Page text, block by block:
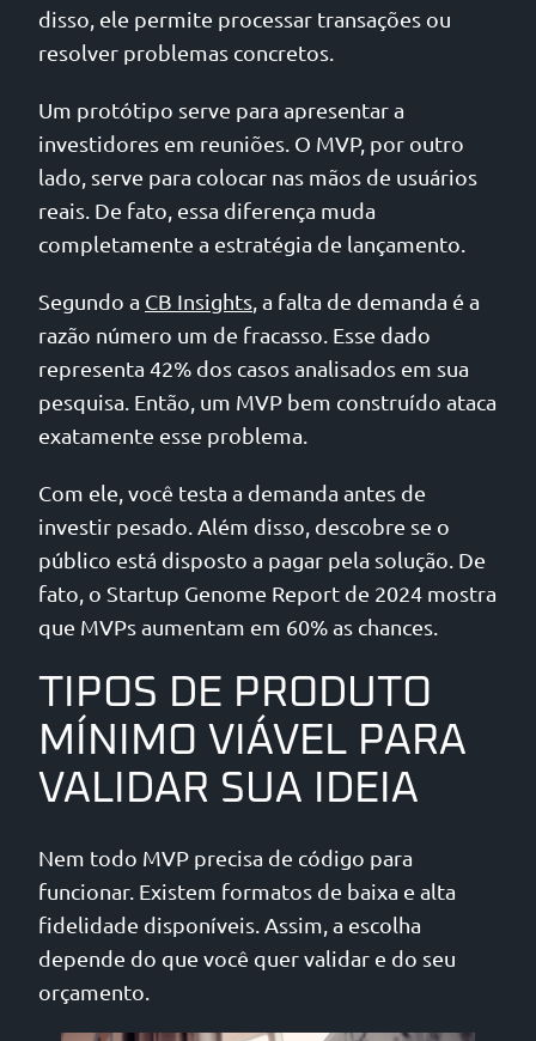
disso, ele permite processar transações ou
resolver problemas concretos.
Um protótipo serve para apresentar a
investidores em reuniões. O MVP, por outro
lado, serve para colocar nas mãos de usuários
reais. De fato, essa diferença muda
completamente a estratégia de lançamento.
Segundo a CB Insights , a falta de demanda é a
razão número um de fracasso. Esse dado
representa 42% dos casos analisados em sua
pesquisa. Então, um MVP bem construído ataca
exatamente esse problema.
Com ele, você testa a demanda antes de
investir pesado. Além disso, descobre se o
público está disposto a pagar pela solução. De
fato, o Startup Genome Report de 2024 mostra
que MVPs aumentam em 60% as chances.
TIPOS DE PRODUTO
MÍNIMO VIÁVEL PARA
VALIDAR SUA IDEIA
Nem todo MVP precisa de código para
funcionar. Existem formatos de baixa e alta
fidelidade disponíveis. Assim, a escolha
depende do que você quer validar e do seu
orçamento.